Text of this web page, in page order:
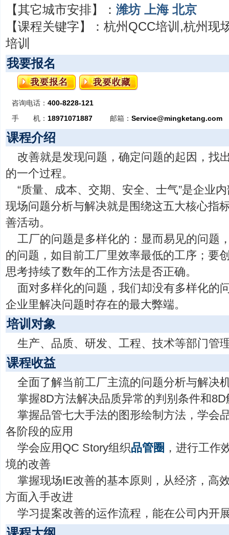
【其它城市安排】： 潍坊 上海 北京
【课程关键字】： 杭州QCC培训,杭州现
培训
我要报名
咨询电话： 400-8228-121
手 机： 18971071887 邮箱： Service@mingketang.com
课程介绍
改善就是发现问题，确定问题的起因，找
的一个过程。
“质量、成本、交期、安全、士气”是企业
现场问题分析与解决就是围绕这五大核心指
善活动。
工厂的问题是多样化的：显而易见的问题
的问题，如目前工厂里效率最低的工序；要
思考持续了数年的工作方法是否正确。
面对多样化的问题，我们却没有多样化的
企业里解决问题时存在的最大弊端。
培训对象
生产、品质、研发、工程、技术等部门管
课程收益
全面了解当前工厂主流的问题分析与解决
掌握8D方法解决品质异常的判别条件和
掌握品管七大手法的图形绘制方法，学会
各阶段的应用
学会应用QC Story组织品管圈 ，进行工作
境的改善
掌握现场IE改善的基本原则，从经济，高
方面入手改进
学习提案改善的运作流程，能在公司内开